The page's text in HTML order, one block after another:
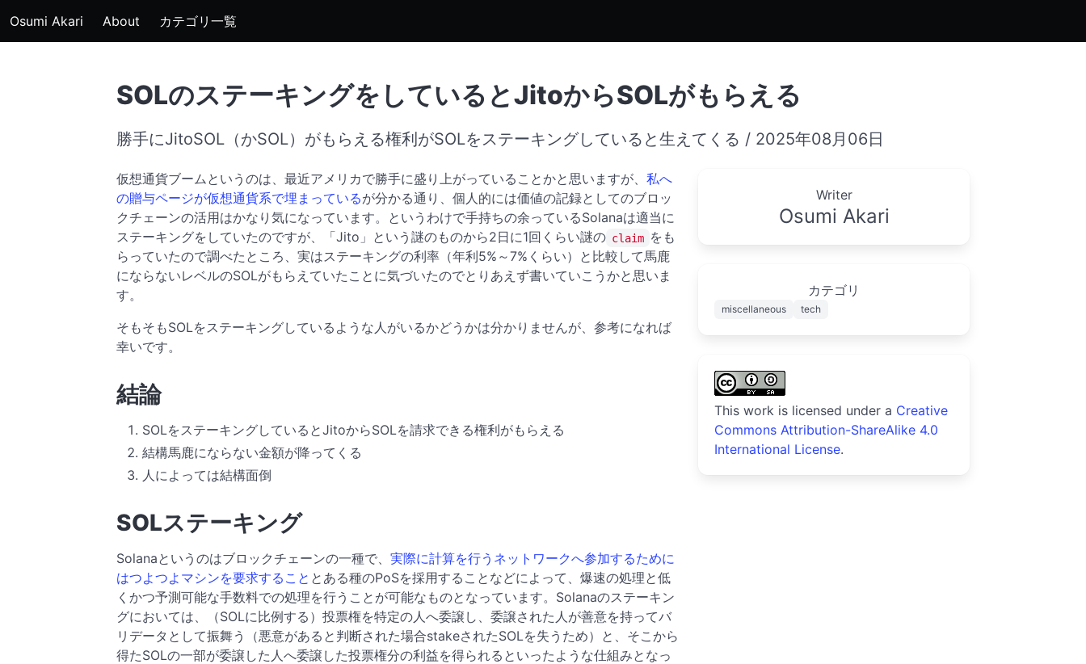
Osumi Akari About カテゴリ一覧
SOLのステーキングをしているとJitoからSOLがもらえる
勝手にJitoSOL（かSOL）がもらえる権利がSOLをステーキングしていると生えてくる / 2025年08月06日
仮想通貨ブームというのは、最近アメリカで勝手に盛り上がっていることかと思いますが、 私へ
の贈与ページが仮想通貨系で埋まっているが分かる通り、個人的には価値の記録としてのブロッ
クチェーンの活用はかなり気になっています。というわけで手持ちの余っているSolanaは適当に
ステーキングをしていたのですが、「Jito」という謎のものから2日に1回くらい謎の claim をも
らっていたので調べたところ、実はステーキングの利率（年利5%～7%くらい）と比較して馬鹿
にならないレベルのSOLがもらえていたことに気づいたのでとりあえず書いていこうかと思いま
す。
そもそもSOLをステーキングしているような人がいるかどうかは分かりませんが、参考になれば
幸いです。
結論
SOLをステーキングしているとJitoからSOLを請求できる権利がもらえる
結構馬鹿にならない金額が降ってくる
人によっては結構面倒
SOLステーキング
Solanaというのはブロックチェーンの一種で、 実際に計算を行うネットワークへ参加するために
はつよつよマシンを要求すること とある種のPoSを採用することなどによって、爆速の処理と低
くかつ予測可能な手数料での処理を行うことが可能なものとなっています。Solanaのステーキン
グにおいては、（SOLに比例する）投票権を特定の人へ委譲し、委譲された人が善意を持ってバ
リデータとして振舞う（悪意があると判断された場合stakeされたSOLを失うため）と、そこから
得たSOLの一部が委譲した人へ委譲した投票権分の利益を得られるといったような仕組みとなっ
Writer
Osumi Akari
カテゴリ
miscellaneous tech
This work is licensed under a Creative
Commons Attribution-ShareAlike 4.0
International License.